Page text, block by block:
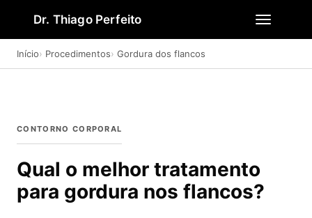
Dr. Thiago Perfeito
Início Procedimentos Gordura dos flancos
CONTORNO CORPORAL
Qual o melhor tratamento
para gordura nos flancos?